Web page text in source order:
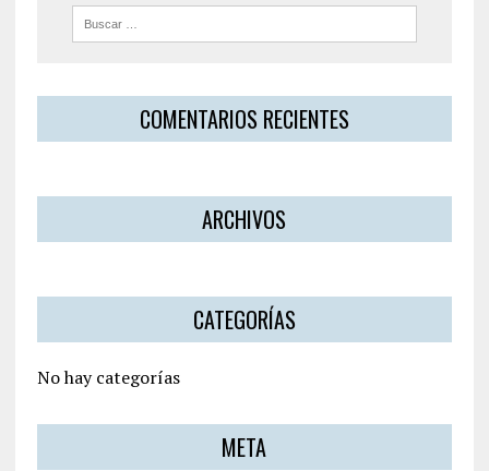
COMENTARIOS RECIENTES
ARCHIVOS
CATEGORÍAS
No hay categorías
META